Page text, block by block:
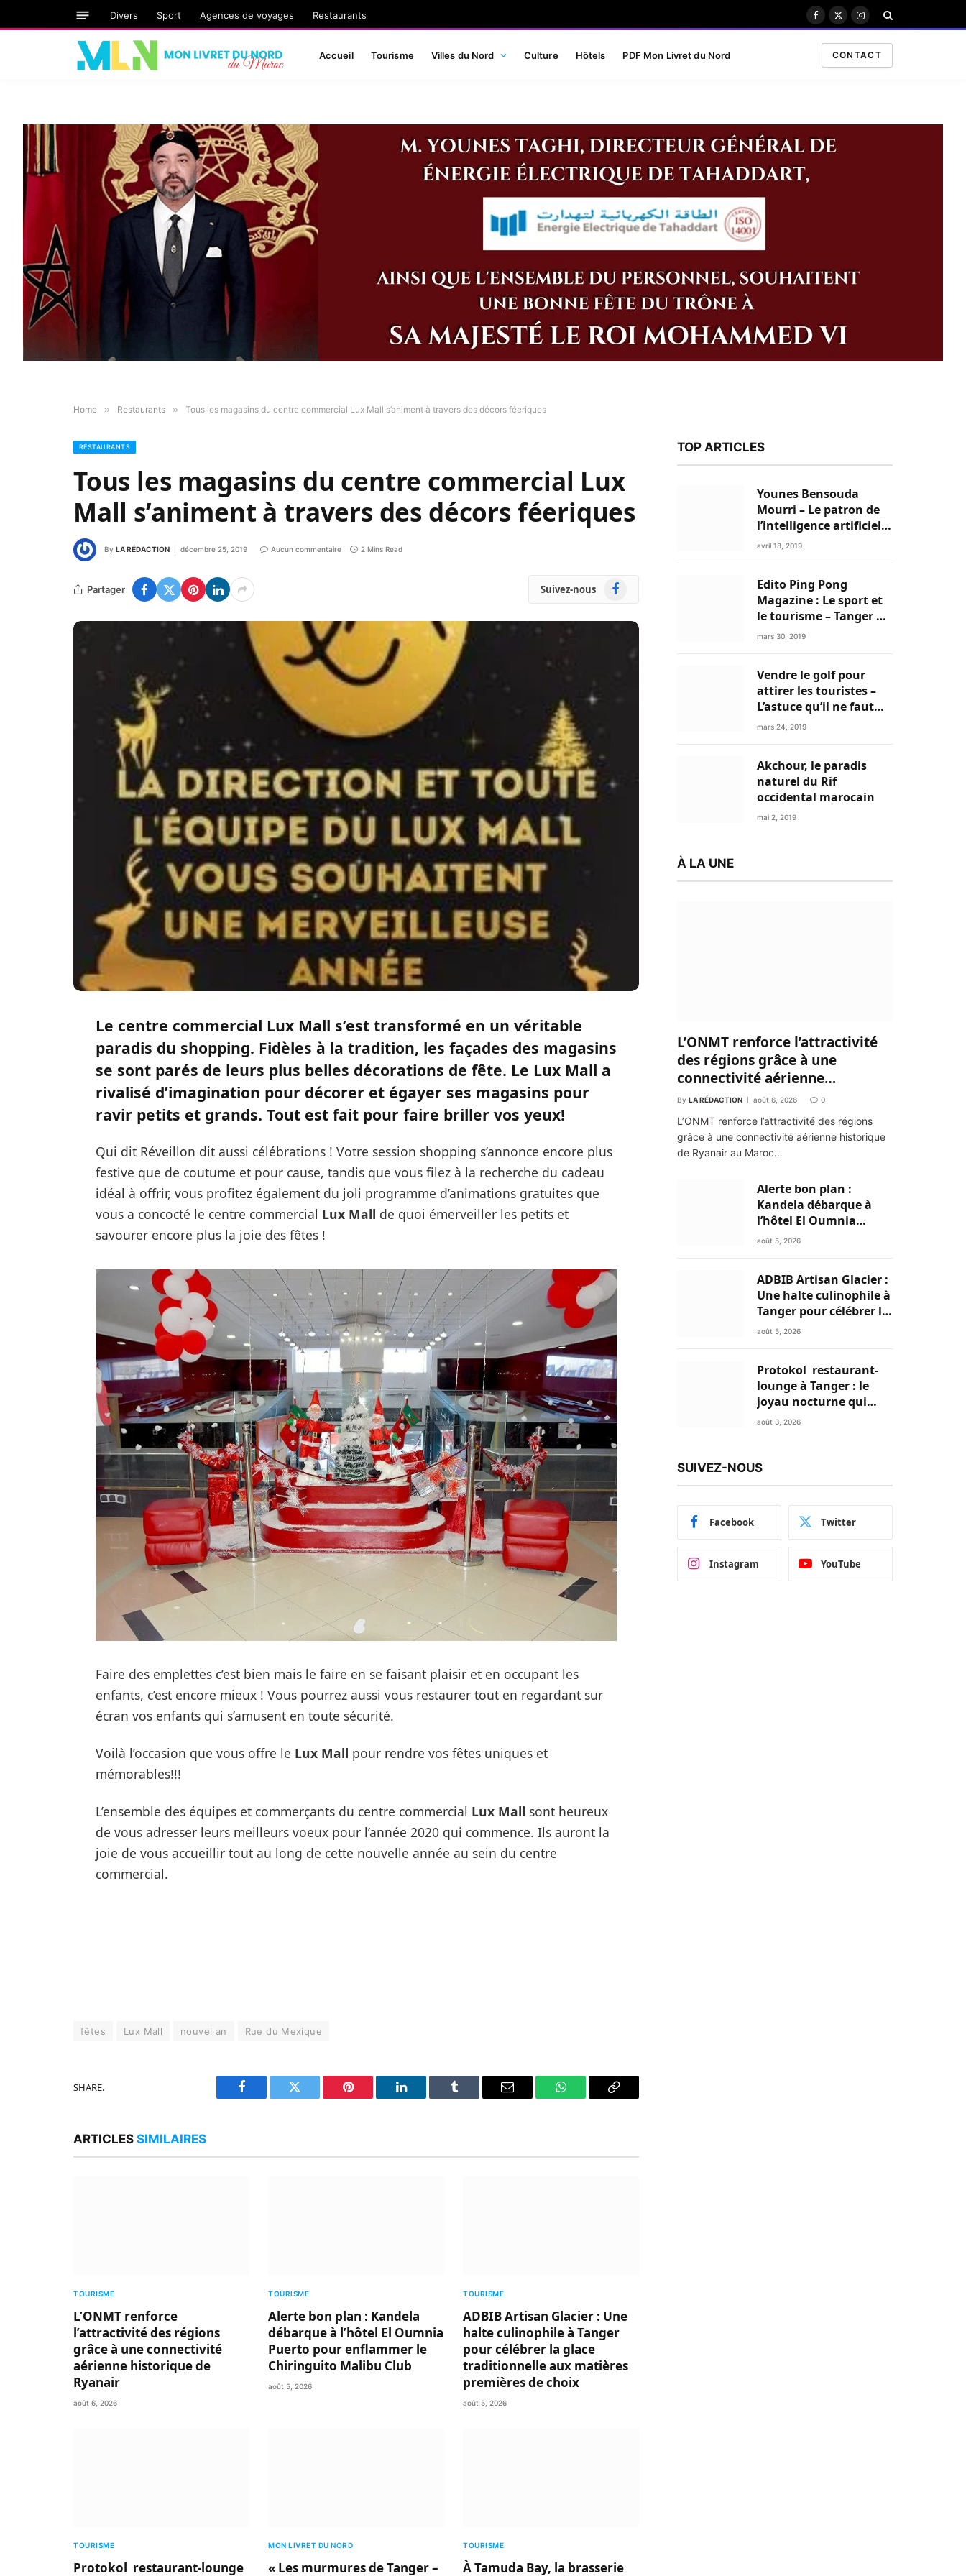
Divers Sport Agences de voyages Restaurants Facebook
X
Instagram
Accueil Tourisme Villes du Nord Culture Hôtels PDF Mon Livret du Nord CONTACT
Home » Restaurants » Tous les magasins du centre commercial Lux Mall s’animent à travers des décors féeriques
RESTAURANTS
Tous les magasins du centre commercial Lux
Mall s’animent à travers des décors féeriques
By LA RÉDACTION décembre 25, 2019 Aucun commentaire 2 Mins Read
Partager Suivez-nous Facebook
Le centre commercial Lux Mall s’est transformé en un véritable
paradis du shopping. Fidèles à la tradition, les façades des magasins
se sont parés de leurs plus belles décorations de fête. Le Lux Mall a
rivalisé d’imagination pour décorer et égayer ses magasins pour
ravir petits et grands. Tout est fait pour faire briller vos yeux!
Qui dit Réveillon dit aussi célébrations ! Votre session shopping s’annonce encore plus
festive que de coutume et pour cause, tandis que vous filez à la recherche du cadeau
idéal à offrir, vous profitez également du joli programme d’animations gratuites que
vous a concocté le centre commercial Lux Mall de quoi émerveiller les petits et
savourer encore plus la joie des fêtes !
Faire des emplettes c’est bien mais le faire en se faisant plaisir et en occupant les
enfants, c’est encore mieux ! Vous pourrez aussi vous restaurer tout en regardant sur
écran vos enfants qui s’amusent en toute sécurité.
Voilà l’occasion que vous offre le Lux Mall pour rendre vos fêtes uniques et
mémorables!!!
L’ensemble des équipes et commerçants du centre commercial Lux Mall sont heureux
de vous adresser leurs meilleurs voeux pour l’année 2020 qui commence. Ils auront la
joie de vous accueillir tout au long de cette nouvelle année au sein du centre
commercial.
fêtes Lux Mall nouvel an Rue du Mexique
SHARE.
Facebook Twitter Pinterest LinkedIn Tumblr Email WhatsAppCopy
ARTICLES SIMILAIRES
TOURISME
L’ONMT renforce
l’attractivité des régions
grâce à une connectivité
aérienne historique de
Ryanair
août 6, 2026
TOURISME
Alerte bon plan : Kandela
débarque à l’hôtel El Oumnia
Puerto pour enflammer le
Chiringuito Malibu Club
août 5, 2026
TOURISME
ADBIB Artisan Glacier : Une
halte culinophile à Tanger
pour célébrer la glace
traditionnelle aux matières
premières de choix
août 5, 2026
TOURISME
Protokol restaurant-lounge
MON LIVRET DU NORD
« Les murmures de Tanger –
TOURISME
À Tamuda Bay, la brasserie
TOP ARTICLES
Younes Bensouda
Mourri – Le patron de
l’intelligence artificielle
est un Marocain
avril 18, 2019
Edito Ping Pong
Magazine : Le sport et
le tourisme – Tanger a
tout pour réussir!
mars 30, 2019
Vendre le golf pour
attirer les touristes –
L’astuce qu’il ne faut
plus négliger
mars 24, 2019
Akchour, le paradis
naturel du Rif
occidental marocain
mai 2, 2019
À LA UNE
L’ONMT renforce l’attractivité
des régions grâce à une
connectivité aérienne
historique de Ryanair
By LA RÉDACTION août 6, 2026 0
L’ONMT renforce l’attractivité des régions
grâce à une connectivité aérienne historique
de Ryanair au Maroc…
Alerte bon plan :
Kandela débarque à
l’hôtel El Oumnia
Puerto pour enflammer
août 5, 2026
ADBIB Artisan Glacier :
Une halte culinophile à
Tanger pour célébrer la
glace traditionnelle
août 5, 2026
Protokol restaurant-
lounge à Tanger : le
joyau nocturne qui
réinvente vos soirées
août 3, 2026
SUIVEZ-NOUS
Facebook Twitter
Instagram YouTube